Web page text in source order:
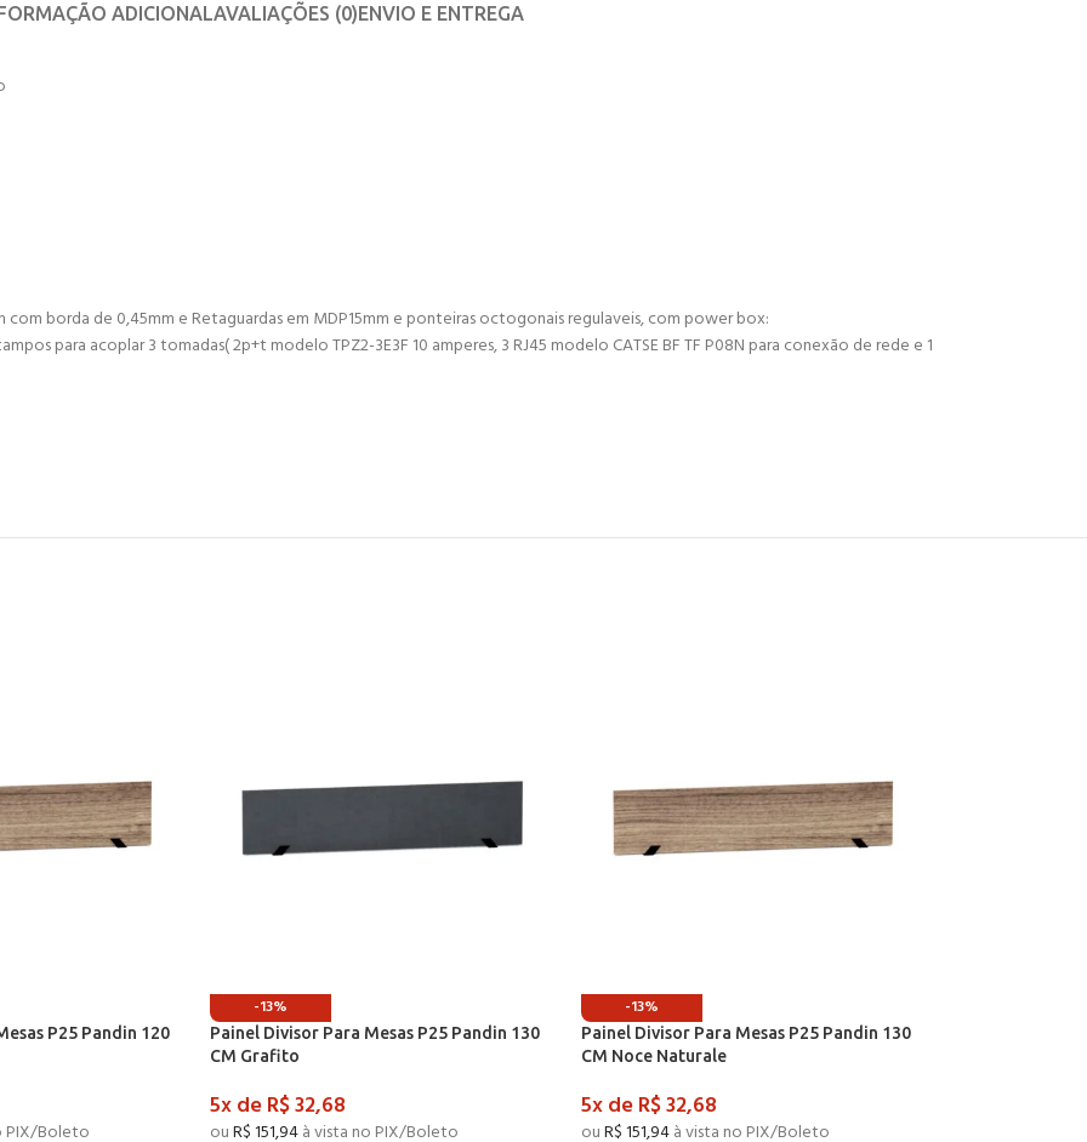
ADICIONAL AVALIAÇÕES (0)ENVIO E ENTREGA
borda de 0,45mm e Retaguardas em MDP15mm e ponteiras octogonais regulaveis, com power box:
para acoplar 3 tomadas( 2p+t modelo TPZ2-3E3F 10 amperes, 3 RJ45 modelo CATSE BF TF P08N para conexão de rede e 1
P25 Pandin 120
PIX/Boleto
-13%
Painel Divisor Para Mesas P25 Pandin 130
CM Grafito
5x deR$32,68
ouR$151,94à vista no PIX/Boleto
-13%
Painel Divisor Para Mesas P25 Pandin 130
CM Noce Naturale
5x deR$32,68
ouR$151,94à vista no PIX/Boleto